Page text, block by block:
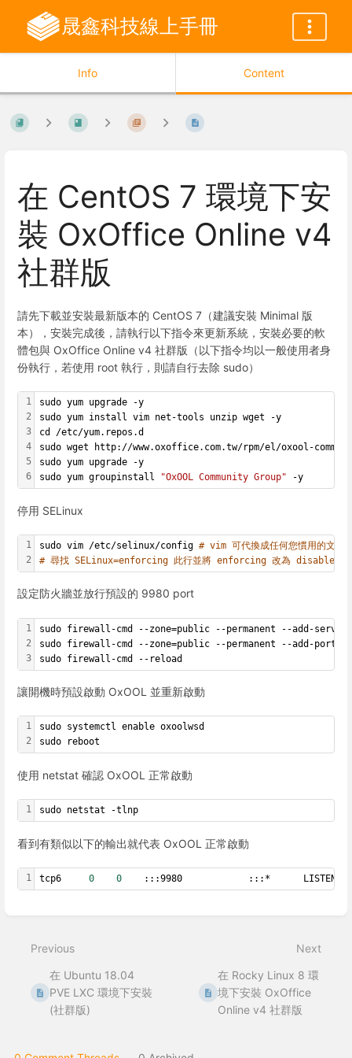
晟鑫科技線上手冊
Info Content
在 CentOS 7 環境下安
裝 OxOffice Online v4
社群版
請先下載並安裝最新版本的 CentOS 7（建議安裝 Minimal 版
本），安裝完成後，請執行以下指令來更新系統，安裝必要的軟
體包與 OxOffice Online v4 社群版（以下指令均以一般使用者身
份執行，若使用 root 執行，則請自行去除 sudo）
1
2
3
4
5
6
sudo yum upgrade -y
sudo yum install vim net-tools unzip wget -y
cd /etc/yum.repos.d
sudo wget http://www.oxoffice.com.tw/rpm/el/oxool-
sudo yum upgrade -y
sudo yum groupinstall
"OxOOL Community Group" -y
停用 SELinux
1
2
sudo vim /etc/selinux/config # vim 可代換成任何您慣用的文字
# 尋找 SELinux=enforcing 此行並將 enforcing 改為 disabled
設定防火牆並放行預設的 9980 port
1
2
3
sudo firewall-cmd --zone=public --permanent --add-
sudo firewall-cmd --zone=public --permanent --add-port=
sudo firewall-cmd --reload
讓開機時預設啟動 OxOOL 並重新啟動
1
2
sudo systemctl enable oxoolwsd
sudo reboot
使用 netstat 確認 OxOOL 正常啟動
1 sudo netstat -tlnp
看到有類似以下的輸出就代表 OxOOL 正常啟動
1 tcp6 0 0
    :::9980		      :::*   	LISTEN
mode
Previous
在 Ubuntu 18.04
PVE LXC 環境下安裝
(社群版)
Next
在 Rocky Linux 8 環
境下安裝 OxOffice
Online v4 社群版